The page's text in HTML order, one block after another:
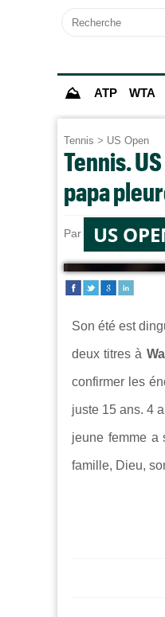
Recherche
⛰ ATP WTA
Tennis > US Open
Tennis.
papa
Par Aude MAZ le
US
Son été est
deux titres à
confirmer les
juste 15 ans. 4
jeune femme a
famille, Dieu,